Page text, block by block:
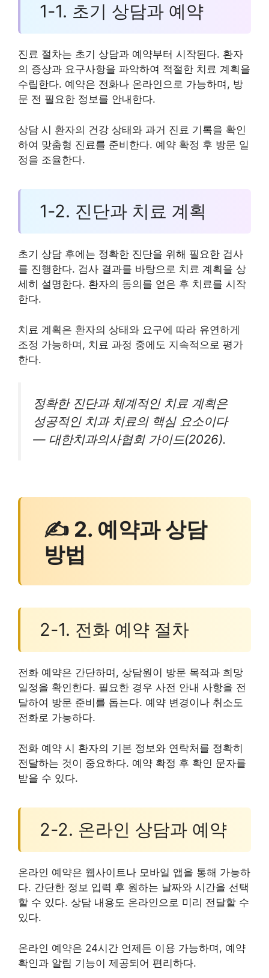
1-1. 초기 상담과 예약
진료 절차는 초기 상담과 예약부터 시작된다. 환자
의 증상과 요구사항을 파악하여 적절한 치료 계획을
수립한다. 예약은 전화나 온라인으로 가능하며, 방
문 전 필요한 정보를 안내한다.
상담 시 환자의 건강 상태와 과거 진료 기록을 확인
하여 맞춤형 진료를 준비한다. 예약 확정 후 방문 일
정을 조율한다.
1-2. 진단과 치료 계획
초기 상담 후에는 정확한 진단을 위해 필요한 검사
를 진행한다. 검사 결과를 바탕으로 치료 계획을 상
세히 설명한다. 환자의 동의를 얻은 후 치료를 시작
한다.
치료 계획은 환자의 상태와 요구에 따라 유연하게
조정 가능하며, 치료 과정 중에도 지속적으로 평가
한다.
정확한 진단과 체계적인 치료 계획은
성공적인 치과 치료의 핵심 요소이다
— 대한치과의사협회 가이드(2026).
✍ 2. 예약과 상담
방법
2-1. 전화 예약 절차
전화 예약은 간단하며, 상담원이 방문 목적과 희망
일정을 확인한다. 필요한 경우 사전 안내 사항을 전
달하여 방문 준비를 돕는다. 예약 변경이나 취소도
전화로 가능하다.
전화 예약 시 환자의 기본 정보와 연락처를 정확히
전달하는 것이 중요하다. 예약 확정 후 확인 문자를
받을 수 있다.
2-2. 온라인 상담과 예약
온라인 예약은 웹사이트나 모바일 앱을 통해 가능하
다. 간단한 정보 입력 후 원하는 날짜와 시간을 선택
할 수 있다. 상담 내용도 온라인으로 미리 전달할 수
있다.
온라인 예약은 24시간 언제든 이용 가능하며, 예약
확인과 알림 기능이 제공되어 편리하다.